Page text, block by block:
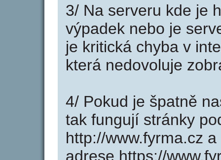
3/ Na serveru kde je
výpadek nebo je
je kritická chyba v
která nedovoluje
4/ Pokud je špatně
tak fungují stránky
http://www.fyrma.cz
adrese https://